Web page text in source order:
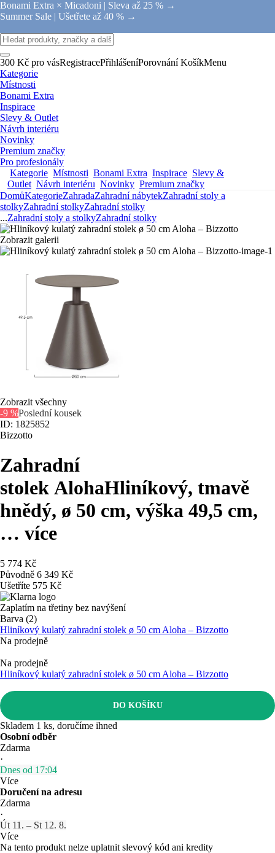
Bonami Extra × Micadoni | Sleva až 25 % →
Summer Sale | Ušetřete až 40 % →
300 Kč pro vásRegistracePřihlášeníPorovnání KošíkMenu
Kategorie
Místnosti
Bonami Extra
Inspirace
Slevy & Outlet
Návrh interiéru
Novinky
Premium značky
Pro profesionály
Kategorie Místnosti Bonami Extra Inspirace Slevy &
Outlet Návrh interiéru Novinky Premium značky
DomůKategorieZahradaZahradní nábytekZahradní stoly a
stolkyZahradní stolkyZahradní stolky
...Zahradní stoly a stolkyZahradní stolky
Zobrazit galerii
Zobrazit všechny
-9 %Poslední kousek
ID: 1825852
Bizzotto
Zahradní
stolek AlohaHliníkový, tmavě
hnědý, ø 50 cm, výška 49,5 cm,
… více
5 774 Kč
Původně 6 349 Kč
Ušetříte 575 Kč
Zaplatím na třetiny bez navýšení
Barva (2)
Hliníkový kulatý zahradní stolek ø 50 cm Aloha – Bizzotto
Na prodejně
Na prodejně
Hliníkový kulatý zahradní stolek ø 50 cm Aloha – Bizzotto
DO KOŠÍKU
Skladem 1 ks, doručíme ihned
Osobní odběr
Zdarma
·
Dnes od 17:04
Více
Doručení na adresu
Zdarma
·
Út 11. – St 12. 8.
Více
Na tento produkt nelze uplatnit slevový kód ani kredity